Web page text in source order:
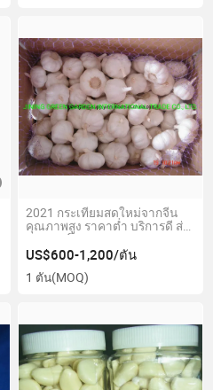
2021 กระเทียมสดใหม่จากจีน
คุณภาพสูง ราคาต่ำ บริการดี ส่ง
ตรงจากโรงงาน ขนาดหลาก
หลาย กระเทียมขาวบริสุทธิ์ใหม่
จากชานตง
US$600-1,200/ตัน
1 ตัน(MOQ)